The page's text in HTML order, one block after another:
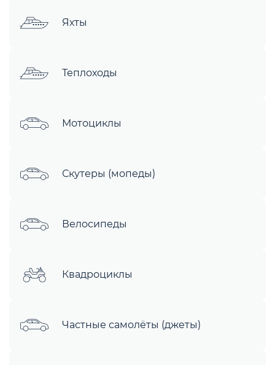
Яхты
Теплоходы
Мотоциклы
Скутеры (мопеды)
Велосипеды
Квадроциклы
Частные самолёты (джеты)